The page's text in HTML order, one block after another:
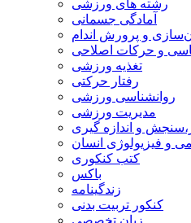
رشته های ورزشی
آمادگی جسمانی
و پرورش اندام
و حرکات اصلاحی
تغذیه ورزشی
رفتار حرکتی
روانشناسی ورزشی
مدیریت ورزشی
و اندازه گیری
و فیزیولوژی انسان
کتب کنکوری
باکس
زندگینامه
کنکور تربیت بدنی
زبان تخصصی